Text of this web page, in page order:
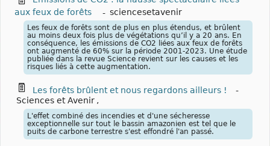
aux feux de forêts
- sciencesetavenir
Les feux de forêts sont de plus en plus étendus, et brûlent
au moins deux fois plus de végétations qu’il y a 20 ans. En
conséquence, les émissions de CO2 liées aux feux de forêts
ont augmenté de 60% sur la période 2001-2023. Une étude
publiée dans la revue Science revient sur les causes et les
risques liés à cette augmentation.
Les forêts brûlent et nous regardons ailleurs !
-
Sciences et Avenir ,
L'effet combiné des incendies et d'une sécheresse
exceptionnelle sur tout le bassin amazonien est tel que le
puits de carbone terrestre s'est effondré l'an passé.